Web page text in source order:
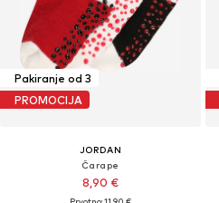
Pakiranje od 3
PROMOCIJA
JORDAN
Čarape
8,90 €